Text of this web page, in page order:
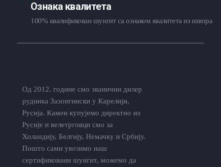
Ознака квалитета
100% квалификован шунгит са ознаком квалитета из извора
Од 2012. године смо званични дилер
рудника Зазонгински у Карелији,
Русија. Камен купујемо директно из
Русије и велетрговци смо за
Холандију, Белгију, Немачку и Србију.
Пошто сами увозимо наш
сертификовани шунгит, можемо да